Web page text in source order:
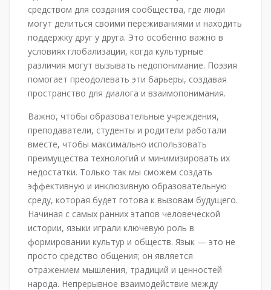
средством для создания сообщества, где люди
могут делиться своими переживаниями и находить
поддержку друг у друга. Это особенно важно в
условиях глобализации, когда культурные
различия могут вызывать недопонимание. Поэзия
помогает преодолевать эти барьеры, создавая
пространство для диалога и взаимопонимания.
Важно, чтобы образовательные учреждения,
преподаватели, студенты и родители работали
вместе, чтобы максимально использовать
преимущества технологий и минимизировать их
недостатки. Только так мы сможем создать
эффективную и инклюзивную образовательную
среду, которая будет готова к вызовам будущего.
Начиная с самых ранних этапов человеческой
истории, языки играли ключевую роль в
формировании культур и обществ. Язык — это не
просто средство общения; он является
отражением мышления, традиций и ценностей
народа. Непрерывное взаимодействие между